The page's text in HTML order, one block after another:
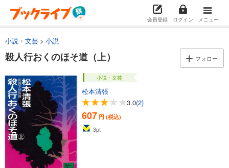
会員登録 ログイン メニュー
小説・文芸 小説
殺人行おくのほそ道（上） フォロー
小説・文芸
松本清張
3.0(2)
607 円 (税込)
3pt